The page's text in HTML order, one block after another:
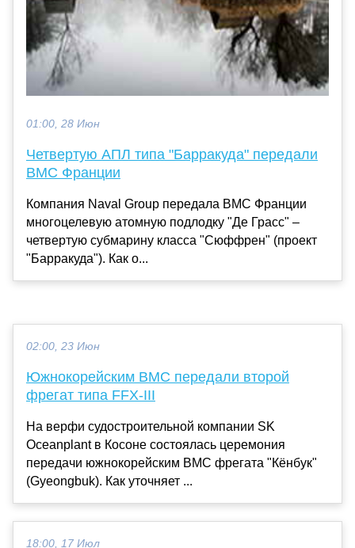
01:00, 28 Июн
Четвертую АПЛ типа "Барракуда" передали
ВМС Франции
Компания Naval Group передала ВМС Франции
многоцелевую атомную подлодку "Де Грасс" –
четвертую субмарину класса "Сюффрен" (проект
"Барракуда"). Как о...
02:00, 23 Июн
Южнокорейским ВМС передали второй
фрегат типа FFX-III
На верфи судостроительной компании SK
Oceanplant в Косоне состоялась церемония
передачи южнокорейским ВМС фрегата "Кёнбук"
(Gyeongbuk). Как уточняет ...
18:00, 17 Июл